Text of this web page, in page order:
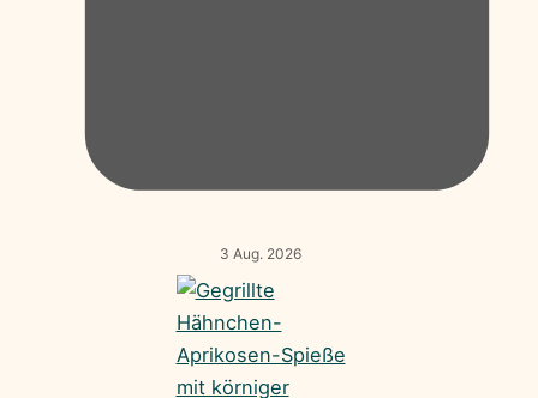
3 Aug. 2026